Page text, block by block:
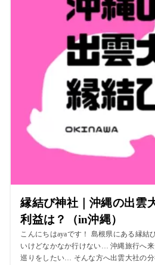
縁結び神社｜沖縄の出雲
利益は？（in沖縄）
こんにちはayaです！ 島根県にある縁結
いけどなかなか行けない… 沖縄旅行へ
巡りをしたい… そんな方へ出雲大社の